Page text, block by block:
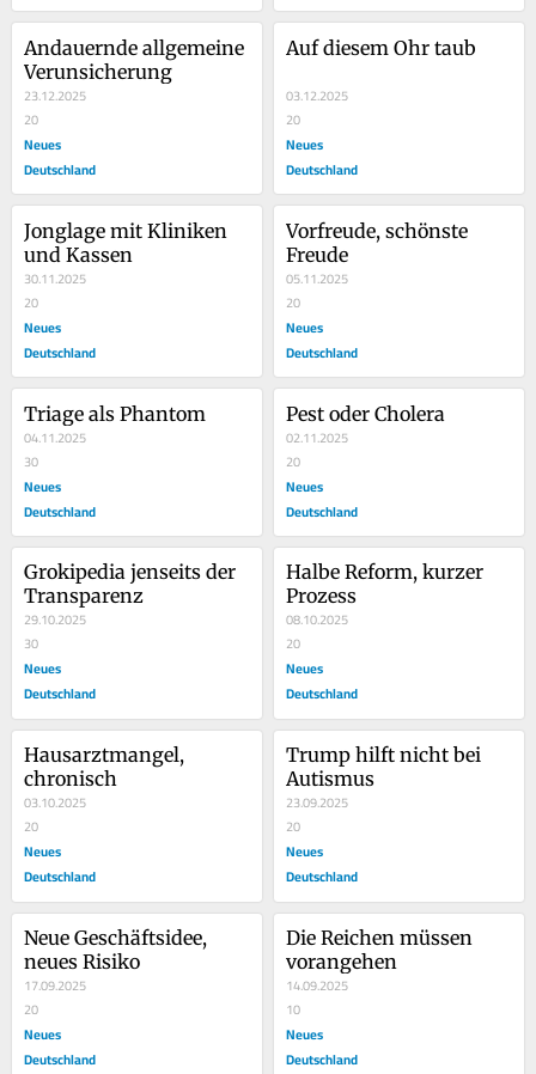
Andauernde allgemeine
Verunsicherung
23.12.2025
20
Neues
Deutschland
Auf diesem Ohr taub
03.12.2025
20
Neues
Deutschland
Jonglage mit Kliniken
und Kassen
30.11.2025
20
Neues
Deutschland
Vorfreude, schönste
Freude
05.11.2025
20
Neues
Deutschland
Triage als Phantom
04.11.2025
30
Neues
Deutschland
Pest oder Cholera
02.11.2025
20
Neues
Deutschland
Grokipedia jenseits der
Transparenz
29.10.2025
30
Neues
Deutschland
Halbe Reform, kurzer
Prozess
08.10.2025
20
Neues
Deutschland
Hausarztmangel,
chronisch
03.10.2025
20
Neues
Deutschland
Trump hilft nicht bei
Autismus
23.09.2025
20
Neues
Deutschland
Neue Geschäftsidee,
neues Risiko
17.09.2025
20
Neues
Deutschland
Die Reichen müssen
vorangehen
14.09.2025
10
Neues
Deutschland